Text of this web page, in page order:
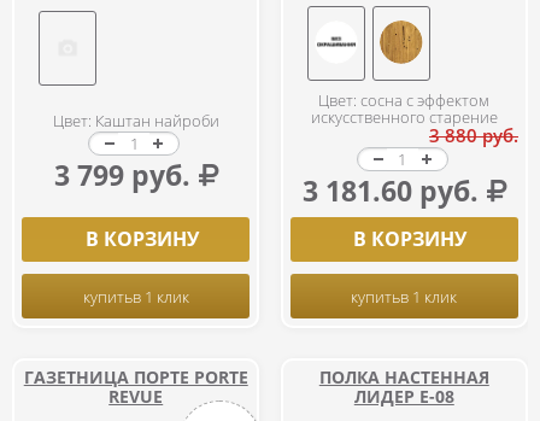
Цвет: Каштан найроби
3 799 руб.
В КОРЗИНУ
купитьв 1 клик
Цвет: сосна с эффектом
искусственного старение
3 880 руб.
3 181.60 руб.
В КОРЗИНУ
купитьв 1 клик
ГАЗЕТНИЦА ПОРТЕ PORTE
REVUE
ПОЛКА НАСТЕННАЯ
ЛИДЕР Е-08